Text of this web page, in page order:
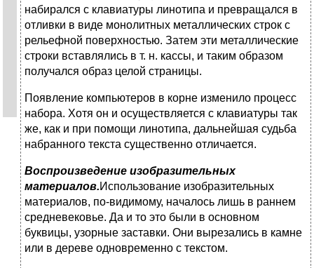
набирался с клавиатуры линотипа и превращался в
отливки в виде монолитных металлических строк с
рельефной поверхностью. Затем эти металлические
строки вставлялись в т. н. кассы, и таким образом
получался образ целой страницы.
Появление компьютеров в корне изменило процесс
набора. Хотя он и осуществляется с клавиатуры так
же, как и при помощи линотипа, дальнейшая судьба
набранного текста существенно отличается.
Воспроизведение изобразительных
материалов.Использование изобразительных
материалов, по-видимому, началось лишь в раннем
средневековье. Да и то это были в основном
буквицы, узорные заставки. Они вырезались в камне
или в дереве одновременно с текстом.